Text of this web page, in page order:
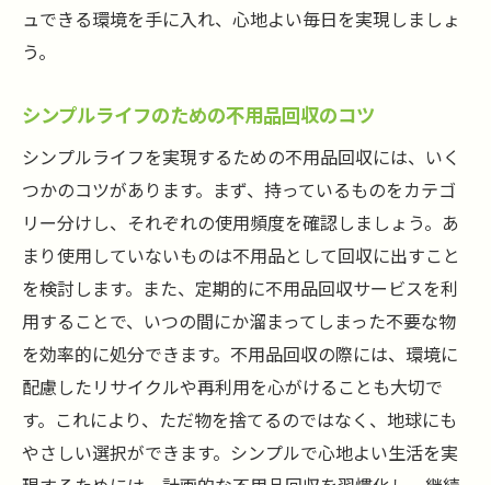
ュできる環境を手に入れ、心地よい毎日を実現しましょ
う。
シンプルライフのための不用品回収のコツ
シンプルライフを実現するための不用品回収には、いく
つかのコツがあります。まず、持っているものをカテゴ
リー分けし、それぞれの使用頻度を確認しましょう。あ
まり使用していないものは不用品として回収に出すこと
を検討します。また、定期的に不用品回収サービスを利
用することで、いつの間にか溜まってしまった不要な物
を効率的に処分できます。不用品回収の際には、環境に
配慮したリサイクルや再利用を心がけることも大切で
す。これにより、ただ物を捨てるのではなく、地球にも
やさしい選択ができます。シンプルで心地よい生活を実